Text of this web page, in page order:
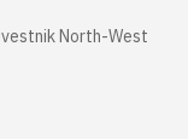
North-West